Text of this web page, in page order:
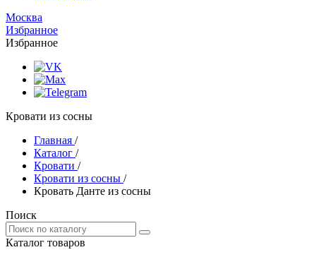
Москва
Избранное
Избранное
Кровати из сосны
Главная /
Каталог /
Кровати /
Кровати из сосны /
Кровать Данте из сосны
Поиск
Каталог товаров